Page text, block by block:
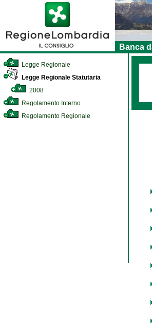
Banca
Legge Regionale
Legge Regionale Statutaria
2008
Regolamento Interno
Regolamento Regionale